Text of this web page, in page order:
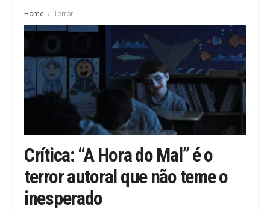
Home Terror
Crítica: “A Hora do Mal” é o
terror autoral que não teme o
inesperado